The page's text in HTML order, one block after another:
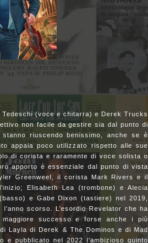
(voce e chitarra) e Derek Trucks
non facile da gestire sia dal punto di
riuscendo benissimo, anche se è
appaia poco utilizzato rispetto alle sue
di corista e raramente di voce solista o
apporto è essenziale dal punto di vista
Greenweel, il corista Mark Rivers e il
Elisabeth Lea (trombone) e Alecia
e Gabe Dixon (tastiere) nel 2019,
scorso. L’esordio Revelator che ha
successo e forse anche i più
Layla di Derek & The Dominos e di Mad
e pubblicato nel 2022 l’ambizioso quinto